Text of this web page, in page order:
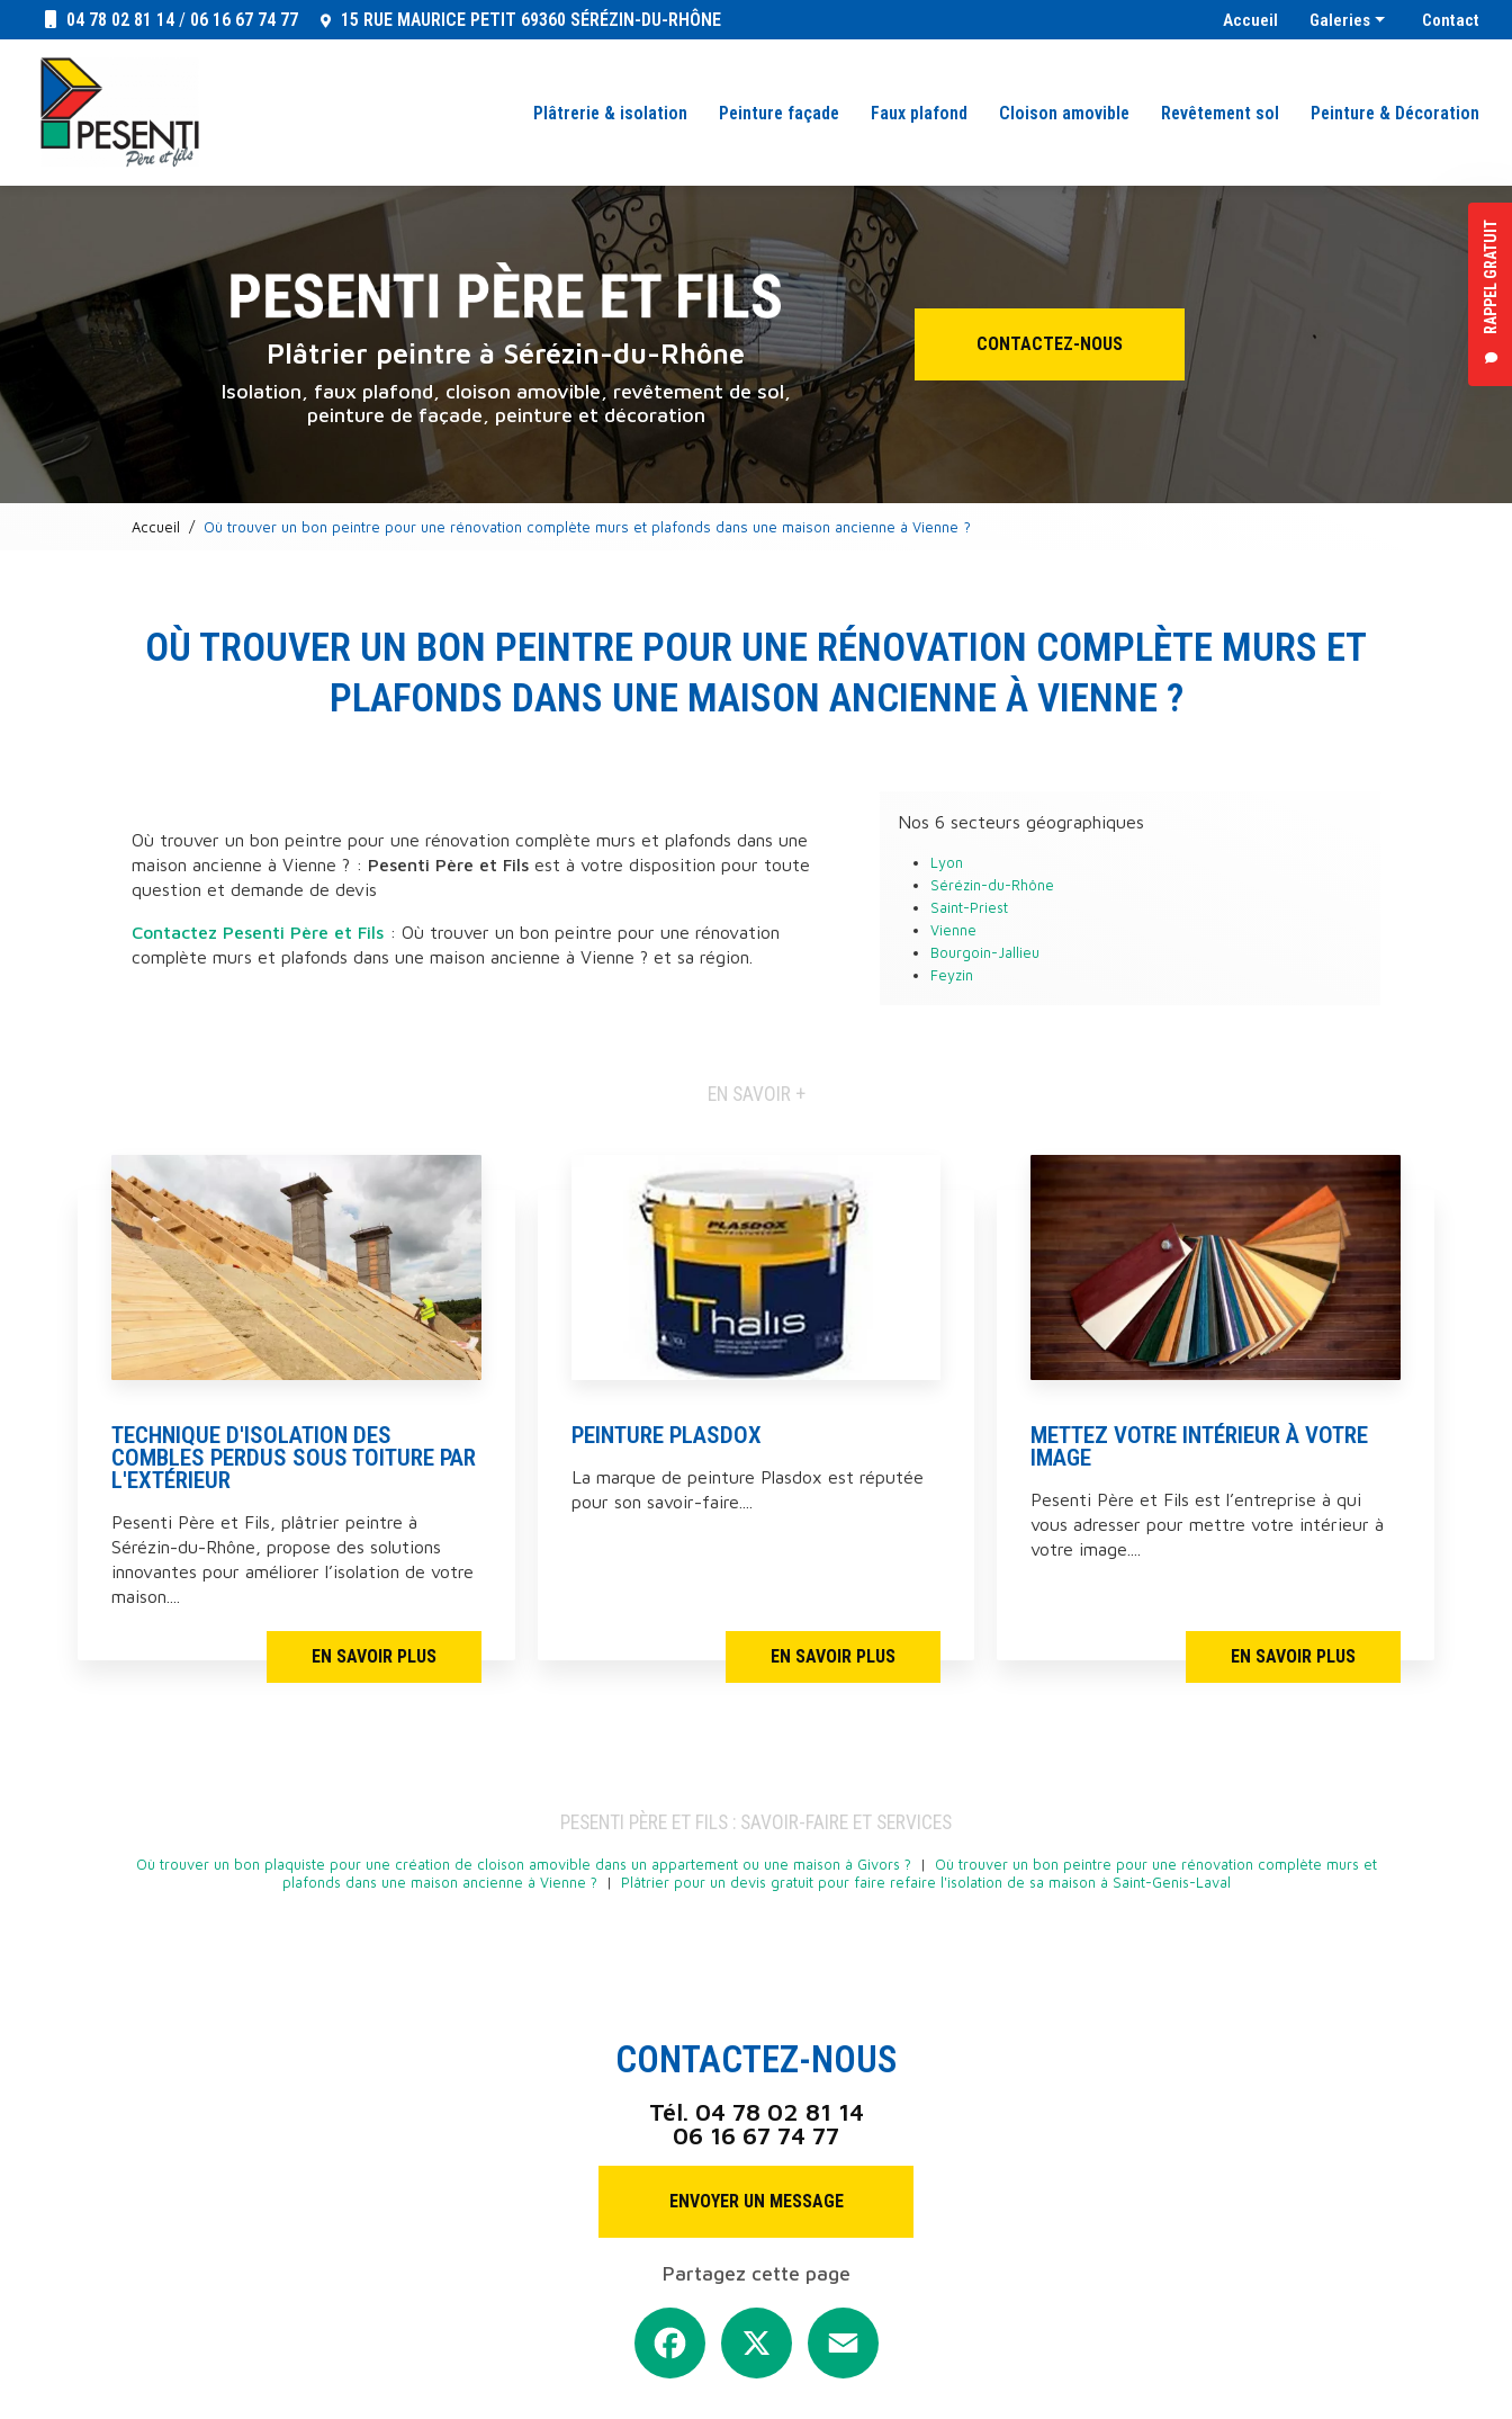
au
contenu
principal
04 78 02 81 14/ 06 16 67 74 77 15 RUE MAURICE PETIT 69360 SÉRÉZIN-DU-RHÔNE
RAPPEL GRATUIT
Accueil
Galeries
Revêtement sol
Contact
Plâtrerie & isolation Peinture façade Faux plafond Cloison amovible Revêtement sol Peinture & Décoration
Plâtrier peintre à Sérézin-du-Rhône
Isolation, faux plafond, cloison amovible, revêtement de sol,
peinture de façade, peinture et décoration
CONTACTEZ-NOUS
Accueil Où trouver un bon peintre pour une rénovation complète murs et plafonds dans une maison ancienne à Vienne ?
OÙ TROUVER UN BON PEINTRE POUR UNE RÉNOVATION COMPLÈTE MURS ET
PLAFONDS DANS UNE MAISON ANCIENNE À VIENNE ?
Où trouver un bon peintre pour une rénovation complète murs et plafonds dans une
maison ancienne à Vienne ? : Pesenti Père et Fils est à votre disposition pour toute
question et demande de devis
Contactez Pesenti Père et Fils : Où trouver un bon peintre pour une rénovation
complète murs et plafonds dans une maison ancienne à Vienne ? et sa région.
Nos 6 secteurs géographiques
Lyon
Sérézin-du-Rhône
Saint-Priest
Vienne
Bourgoin-Jallieu
Feyzin
EN SAVOIR +
TECHNIQUE D'ISOLATION DES
COMBLES PERDUS SOUS TOITURE PAR
L'EXTÉRIEUR
Pesenti Père et Fils, plâtrier peintre à
Sérézin-du-Rhône, propose des solutions
innovantes pour améliorer l’isolation de votre
maison....
EN SAVOIR PLUS
PEINTURE PLASDOX
La marque de peinture Plasdox est réputée
pour son savoir-faire....
EN SAVOIR PLUS
METTEZ VOTRE INTÉRIEUR À VOTRE
IMAGE
Pesenti Père et Fils est l’entreprise à qui
vous adresser pour mettre votre intérieur à
votre image....
EN SAVOIR PLUS
PESENTI PÈRE ET FILS : SAVOIR-FAIRE ET SERVICES
Où trouver un bon plaquiste pour une création de cloison amovible dans un appartement ou une maison à Givors ? | Où trouver un bon peintre pour une rénovation complète murs et
plafonds dans une maison ancienne à Vienne ? | Plâtrier pour un devis gratuit pour faire refaire l'isolation de sa maison à Saint-Genis-Laval
CONTACTEZ-NOUS
Tél. 04 78 02 81 14
06 16 67 74 77
ENVOYER UN MESSAGE
Partagez cette page
Facebook